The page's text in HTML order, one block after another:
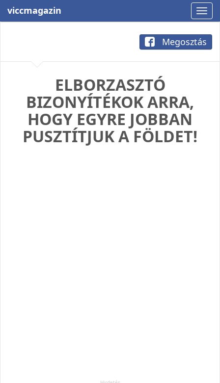
viccmagazin
Megosztás
ELBORZASZTÓ
BIZONYÍTÉKOK ARRA,
HOGY EGYRE JOBBAN
PUSZTÍTJUK A FÖLDET!